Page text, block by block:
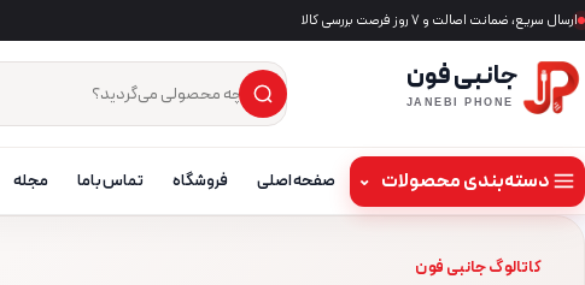
ارسال سریع، ضمانت اصالت و ۷ روز فرصت بررسی کالا
جانبی فون
JANEBI PHONE جست‌وجوی محصول
×
دسته‌بندی محصولات ⌄ صفحه اصلی فروشگاه تماس باما مجله
کاتالوگ جانبی فون